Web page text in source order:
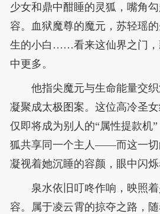
少女和鼎中酣睡的灵狐，嘴角
容。血狱魔尊的魔元，苏轻瑶
生的小白……看来这仙界之门，
中更多。
他指尖魔元与生命能量交
凝聚成太极图案。这位高冷圣
仅即将成为别人的“属性提款机
狐共享同一个主人——而这一切
凝视着她沉睡的容颜，眼中闪烁
泉水依旧叮咚作响，映照
容。属于凌云霄的掠夺之路，